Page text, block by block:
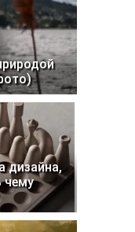
дизайна,
чему